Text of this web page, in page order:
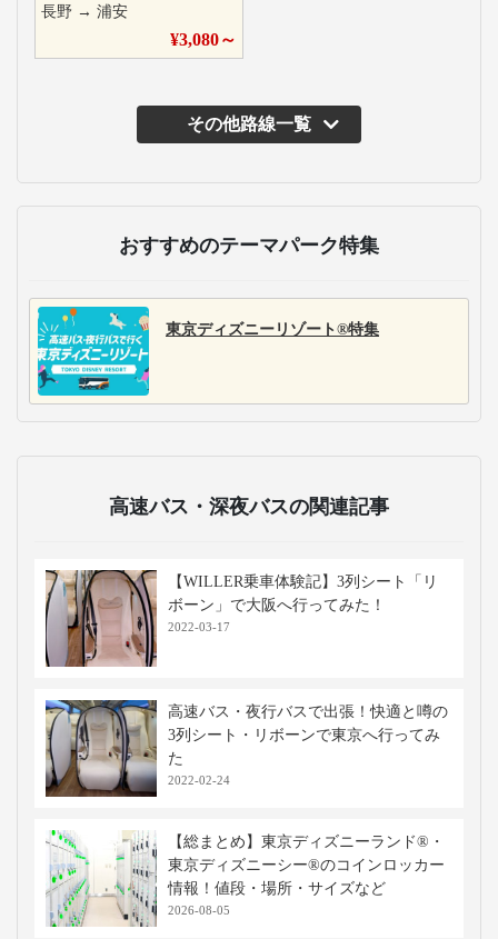
長野 → 浦安
¥3,080～
その他路線一覧
おすすめのテーマパーク特集
東京ディズニーリゾート®特集
高速バス・深夜バスの関連記事
【WILLER乗車体験記】3列シート「リ
ボーン」で大阪へ行ってみた！
2022-03-17
高速バス・夜行バスで出張！快適と噂の
3列シート・リボーンで東京へ行ってみ
た
2022-02-24
【総まとめ】東京ディズニーランド®・
東京ディズニーシー®のコインロッカー
情報！値段・場所・サイズなど
2026-08-05